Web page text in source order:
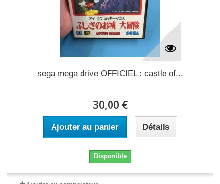
sega mega drive OFFICIEL : castle of...
30,00 €
Ajouter au panier Détails
Disponible